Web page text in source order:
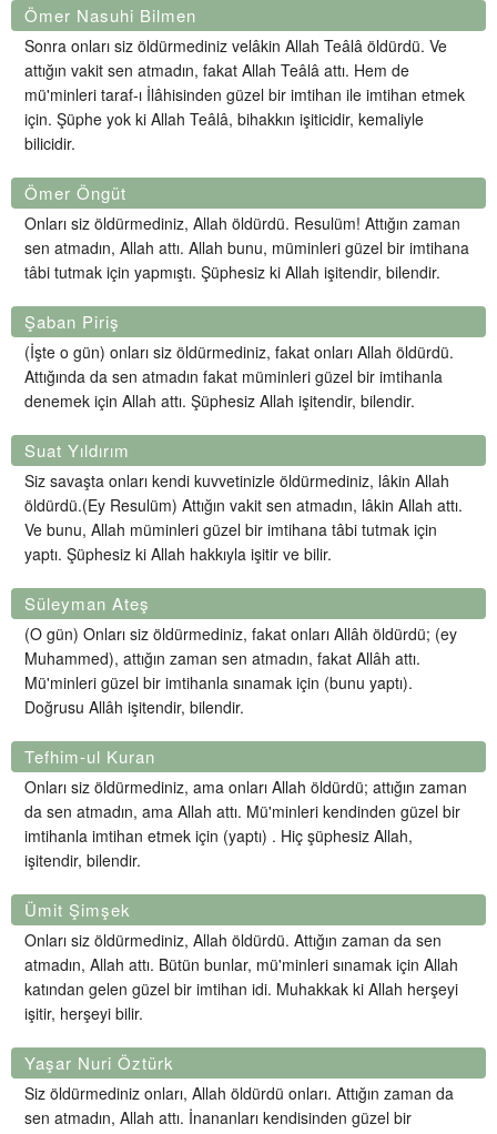
Ömer Nasuhi Bilmen
Sonra onları siz öldürmediniz velâkin Allah Teâlâ öldürdü. Ve
attığın vakit sen atmadın, fakat Allah Teâlâ attı. Hem de
mü'minleri taraf-ı İlâhisinden güzel bir imtihan ile imtihan etmek
için. Şüphe yok ki Allah Teâlâ, bihakkın işiticidir, kemaliyle
bilicidir.
Ömer Öngüt
Onları siz öldürmediniz, Allah öldürdü. Resulüm! Attığın zaman
sen atmadın, Allah attı. Allah bunu, müminleri güzel bir imtihana
tâbi tutmak için yapmıştı. Şüphesiz ki Allah işitendir, bilendir.
Şaban Piriş
(İşte o gün) onları siz öldürmediniz, fakat onları Allah öldürdü.
Attığında da sen atmadın fakat müminleri güzel bir imtihanla
denemek için Allah attı. Şüphesiz Allah işitendir, bilendir.
Suat Yıldırım
Siz savaşta onları kendi kuvvetinizle öldürmediniz, lâkin Allah
öldürdü.(Ey Resulüm) Attığın vakit sen atmadın, lâkin Allah attı.
Ve bunu, Allah müminleri güzel bir imtihana tâbi tutmak için
yaptı. Şüphesiz ki Allah hakkıyla işitir ve bilir.
Süleyman Ateş
(O gün) Onları siz öldürmediniz, fakat onları Allâh öldürdü; (ey
Muhammed), attığın zaman sen atmadın, fakat Allâh attı.
Mü'minleri güzel bir imtihanla sınamak için (bunu yaptı).
Doğrusu Allâh işitendir, bilendir.
Tefhim-ul Kuran
Onları siz öldürmediniz, ama onları Allah öldürdü; attığın zaman
da sen atmadın, ama Allah attı. Mü'minleri kendinden güzel bir
imtihanla imtihan etmek için (yaptı) . Hiç şüphesiz Allah,
işitendir, bilendir.
Ümit Şimşek
Onları siz öldürmediniz, Allah öldürdü. Attığın zaman da sen
atmadın, Allah attı. Bütün bunlar, mü'minleri sınamak için Allah
katından gelen güzel bir imtihan idi. Muhakkak ki Allah herşeyi
işitir, herşeyi bilir.
Yaşar Nuri Öztürk
Siz öldürmediniz onları, Allah öldürdü onları. Attığın zaman da
sen atmadın, Allah attı. İnananları kendisinden güzel bir